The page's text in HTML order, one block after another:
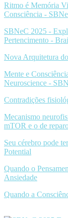
Ritmo é Memória
Consciência -
SBNeC 2025 -
Pertencimento -
Nova Arquitetura
Mente e
Neuroscience -
Contradições
Mecanismo
mTOR e o de
Seu cérebro pode
Potential
Quando o
Ansiedade
Quando a